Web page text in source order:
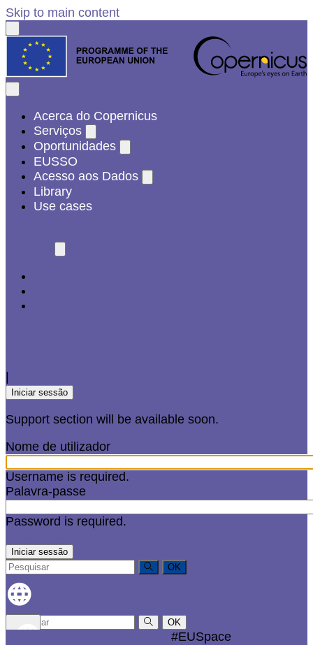
Skip to main content
Acerca do Copernicus
Serviços
Oportunidades
EUSSO
Acesso aos Dados
Library
Use cases
Iniciar sessão
Support section will be available soon.
Nome de utilizador
Username is required.
Palavra-passe
Password is required.
OK
OK
#EUSpace